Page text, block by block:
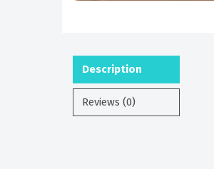
Description
Reviews (0)